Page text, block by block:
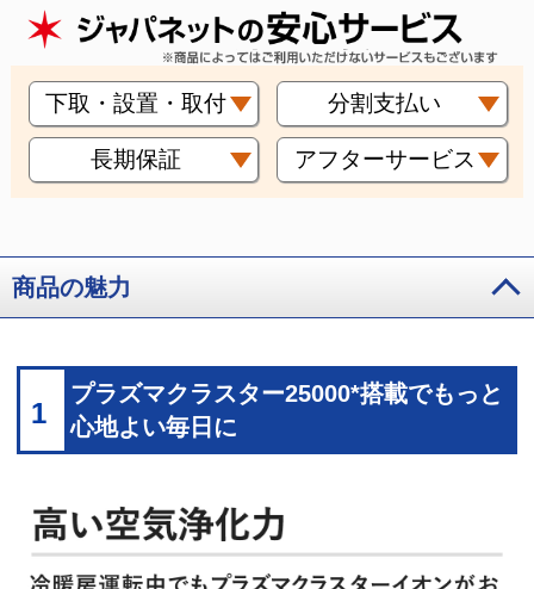
下取・設置・取付 分割支払い
長期保証 アフターサービス
商品の魅力
1
プラズマクラスター25000*搭載でもっと
心地よい毎日に